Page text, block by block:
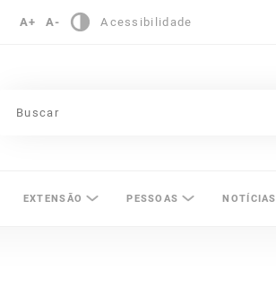
A+ A- Acessibilidade
EXTENSÃO PESSOAS NOTÍCIAS